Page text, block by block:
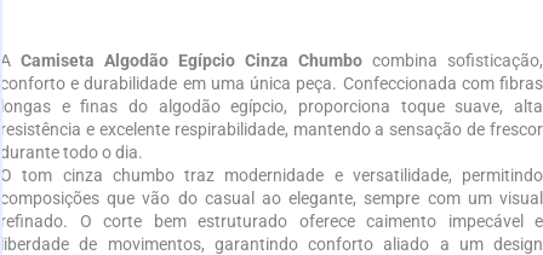
A Camiseta Algodão Egípcio Cinza Chumbo combina sofisticação,
conforto e durabilidade em uma única peça. Confeccionada com fibras
longas e finas do algodão egípcio, proporciona toque suave, alta
resistência e excelente respirabilidade, mantendo a sensação de frescor
durante todo o dia.
O tom cinza chumbo traz modernidade e versatilidade, permitindo
composições que vão do casual ao elegante, sempre com um visual
refinado. O corte bem estruturado oferece caimento impecável e
liberdade de movimentos, garantindo conforto aliado a um design